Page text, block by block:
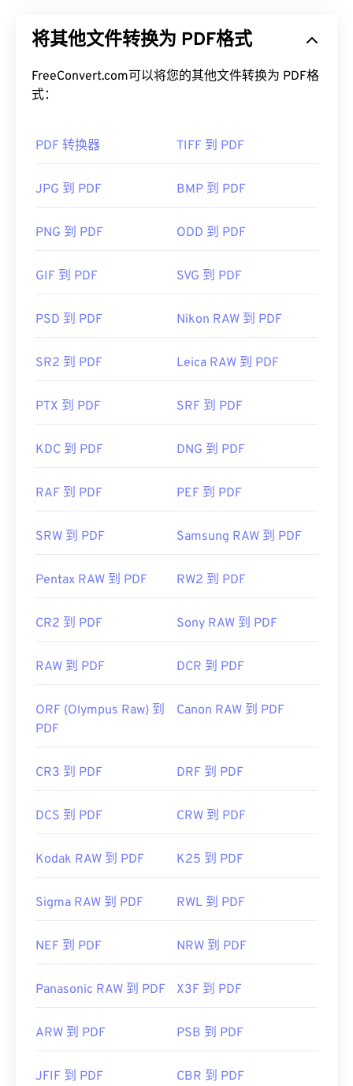
默认打开 WebP 的程序是Google
Chrome（Chrome），该程序可跨平台运行。WebP
文件也可在GIMP和Microsoft Paint上自动打开。除
Chrome 外，所有其他 Web 浏览器都支持 WebP 格
可以尝试的其他免费查看器包括Pixelmator
Photopea。此外，还可以尝试 Corel PaintShop Pro
Adob​​e Photoshop
之前，请务必安装用于打开 WebP
开发者：谷歌
首次发布：
Google 开发者关于 WebP 压缩的文章
使用我们的
从 WebP 图像中选择颜色
之一。PDF 之所以如此受欢迎，是因为它可以保留
都始终保持一致。
大多数人需要打开 PDF 时都会直接使用
无疑是市面上最受欢迎
的免费 PDF 阅读器
你可能永远不需要或不想使用的功能。
以自动打开 PDF 文件。您可能需要也可能不需要插
如果您需要更多功能，我强烈推荐SumatraPDF
开发者：
首次发布：1993年6月15日
https://en.wikipedia.org/wiki/
adobe/about-adobe-pdf.html
将其他文件转换为 PDF格式
FreeConvert.com可以将您的其他文件转换为 PDF格
式：
PDF 转换器 TIFF 到 PDF
JPG 到 PDF BMP 到 PDF
PNG 到 PDF ODD 到 PDF
GIF 到 PDF SVG 到 PDF
PSD 到 PDF Nikon RAW 到 PDF
SR2 到 PDF Leica RAW 到 PDF
PTX 到 PDF SRF 到 PDF
KDC 到 PDF DNG 到 PDF
RAF 到 PDF PEF 到 PDF
SRW 到 PDF Samsung RAW 到 PDF
Pentax RAW 到 PDF RW2 到 PDF
CR2 到 PDF Sony RAW 到 PDF
RAW 到 PDF DCR 到 PDF
ORF (Olympus Raw) 到
PDF
Canon RAW 到 PDF
CR3 到 PDF DRF 到 PDF
DCS 到 PDF CRW 到 PDF
Kodak RAW 到 PDF K25 到 PDF
Sigma RAW 到 PDF RWL 到 PDF
NEF 到 PDF NRW 到 PDF
Panasonic RAW 到 PDF X3F 到 PDF
ARW 到 PDF PSB 到 PDF
JFIF 到 PDF CBR 到 PDF